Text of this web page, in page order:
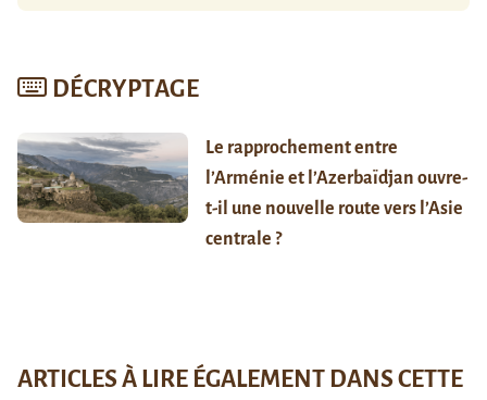
DÉCRYPTAGE
Le rapprochement entre
l’Arménie et l’Azerbaïdjan ouvre-
t-il une nouvelle route vers l’Asie
centrale ?
ARTICLES À LIRE ÉGALEMENT DANS CETTE